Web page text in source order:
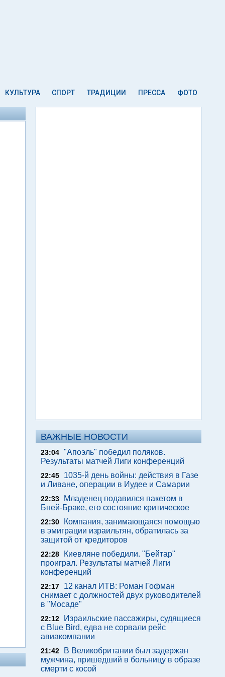
КУЛЬТУРА СПОРТ ТРАДИЦИИ ПРЕССА ФОТО
ВАЖНЫЕ НОВОСТИ
23:04 "Апоэль" победил поляков.
Результаты матчей Лиги конференций
22:45
1035-й день войны: действия в Газе
и Ливане, операции в Иудее и Самарии
22:33
Младенец подавился пакетом в
Бней-Браке, его состояние критическое
22:30
Компания, занимающаяся помощью
в эмиграции израильтян, обратилась за
защитой от кредиторов
22:28
Киевляне победили. "Бейтар"
проиграл. Результаты матчей Лиги
конференций
22:17
12 канал ИТВ: Роман Гофман
снимает с должностей двух руководителей
в "Мосаде"
22:12
Израильские пассажиры, судящиеся
с Blue Bird, едва не сорвали рейс
авиакомпании
21:42
В Великобритании был задержан
мужчина, пришедший в больницу в образе
смерти с косой